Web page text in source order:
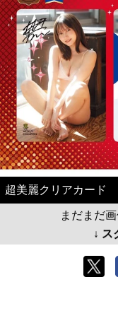
超美麗クリアカード
まだまだ
↓ ス